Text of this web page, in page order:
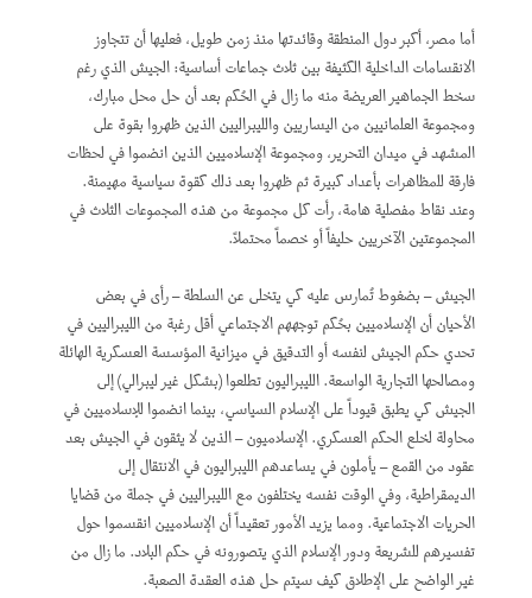
أما مصر، أكبر دول المنطقة وقائدتها منذ زمن طويل، فعليها أن تتجاوز
الانقسامات الداخلية الكثيفة بين ثلاث جماعات أساسية: الجيش الذي رغم
سخط الجماهير العريضة منه ما زال في الحُكم بعد أن حل محل مبارك،
ومجموعة العلمانيين من اليساريين والليبراليين الذين ظهروا بقوة على
المشهد في ميدان التحرير، ومجموعة الإسلاميين الذين انضموا في لحظات
فارقة للمظاهرات بأعداد كبيرة ثم ظهروا بعد ذلك كقوة سياسية مهيمنة.
وعند نقاط مفصلية هامة، رأت كل مجموعة من هذه المجموعات الثلاث في
المجموعتين الآخريين حليفاً أو خصماً محتملاً.
الجيش – بضغوط تُمارس عليه كي يتخلى عن السلطة – رأى في بعض
الأحيان أن الإسلاميين بحُكم توجههم الاجتماعي أقل رغبة من الليبراليين في
تحدي حكم الجيش لنفسه أو التدقيق في ميزانية المؤسسة العسكرية الهائلة
ومصالحها التجارية الواسعة. الليبراليون تطلعوا (بشكل غير ليبرالي) إلى
الجيش كي يطبق قيوداً على الإسلام السياسي، بينما انضموا للإسلاميين في
محاولة لخلع الحكم العسكري. الإسلاميون – الذين لا يثقون في الجيش بعد
عقود من القمع – يأملون في يساعدهم الليبراليون في الانتقال إلى
الديمقراطية، وفي الوقت نفسه يختلفون مع الليبراليين في جملة من قضايا
الحريات الاجتماعية. ومما يزيد الأمور تعقيداً أن الإسلاميين انقسموا حول
تفسيرهم للشريعة ودور الإسلام الذي يتصورونه في حكم البلاد. ما زال من
غير الواضح على الإطلاق كيف سيتم حل هذه العقدة الصعبة.